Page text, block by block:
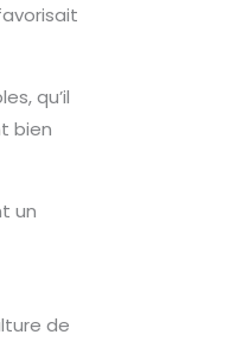
qu’il
bien
un
de